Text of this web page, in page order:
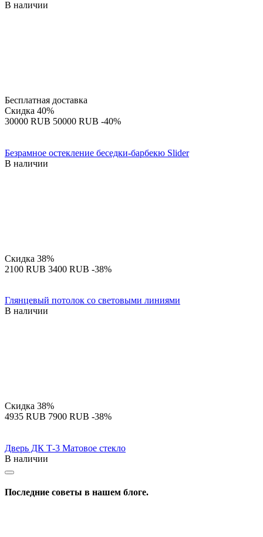
В наличии
Бесплатная доставка
Скидка 40%
‍30000‍ RUB ‍50000‍ RUB -40%
Безрамное остекление беседки-барбекю Slider
В наличии
Скидка 38%
‍2100‍ RUB ‍3400‍ RUB -38%
Глянцевый потолок со световыми линиями
В наличии
Скидка 38%
‍4935‍ RUB ‍7900‍ RUB -38%
Дверь ДК Т-3 Матовое стекло
В наличии
Последние советы в нашем блоге.